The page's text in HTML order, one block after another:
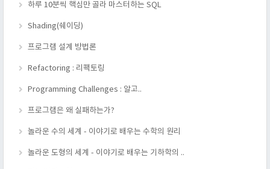
하루 10분씩 핵심만 골라 마스터하는 SQL
Shading(쉐이딩)
프로그램 설계 방법론
Refactoring : 리팩토링
Programming Challenges : 알고..
프로그램은 왜 실패하는가?
놀라운 수의 세계 - 이야기로 배우는 수학의 원리
놀라운 도형의 세계 - 이야기로 배우는 기하학의 ..